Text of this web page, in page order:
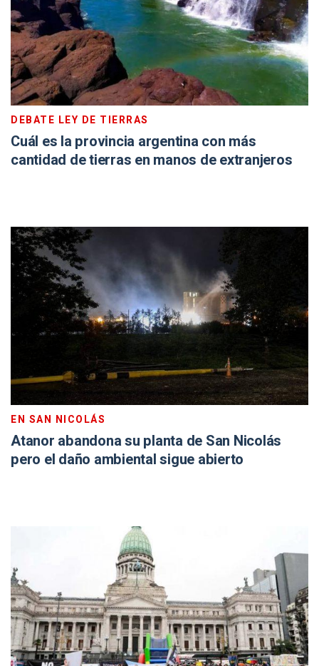
DEBATE LEY DE TIERRAS
Cuál es la provincia argentina con más
cantidad de tierras en manos de extranjeros
EN SAN NICOLÁS
Atanor abandona su planta de San Nicolás
pero el daño ambiental sigue abierto